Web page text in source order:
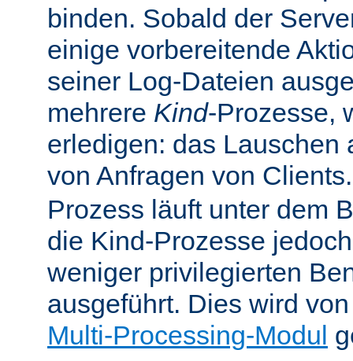
binden. Sobald der
einige vorbereitende
seiner Log-Dateien
mehrere Kind-Prozesse,
erledigen: das Lauschen
von Anfragen von
Prozess läuft unter dem
die Kind-Prozesse
weniger privilegierten
ausgeführt. Dies wird
Multi-Processing-Modul